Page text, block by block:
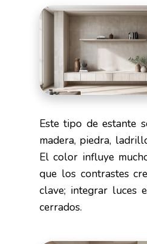
Este tipo de estante
madera, piedra,
El color influye
que los contrastes
clave; integrar luces
cerrados.